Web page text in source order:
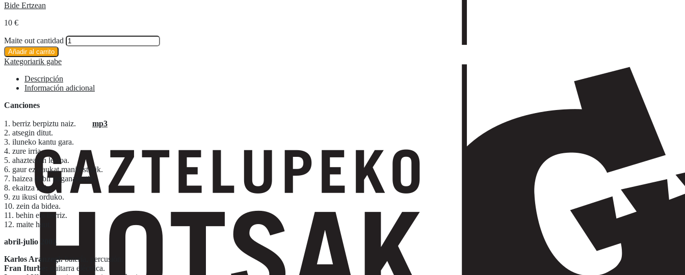
Bide Ertzean
10 €
Maite out cantidad
Añadir al carrito
Kategoriarik gabe
Descripción
Información adicional
Canciones
1. berriz berpiztu naiz. mp3
2. atsegin ditut.
3. iluneko kantu gara.
4. zure irria.
5. ahaztearen lezioa.
6. gaur ez daukat manifesturik.
7. haizea dabil iraganaldetik.
8. ekaitza naiz.
9. zu ikusi orduko.
10. zein da bidea.
11. behin eta berriz.
12. maite haut.
abril-julio 2002
Karlos Aranzegi:batería, percusión.
Fran Iturbe:
guitarra eléctrica.